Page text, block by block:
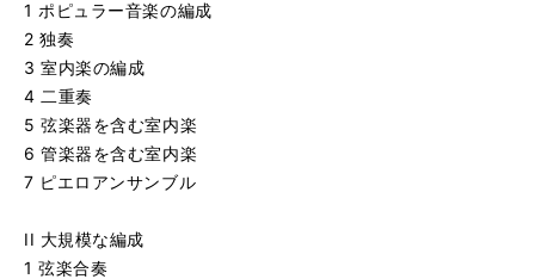
1 ポピュラー音楽の編成
2 独奏
3 室内楽の編成
4 二重奏
5 弦楽器を含む室内楽
6 管楽器を含む室内楽
7 ピエロアンサンブル
II 大規模な編成
1 弦楽合奏